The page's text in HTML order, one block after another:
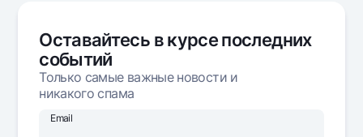
Согласие на обработку персональных данных
Следите за нами в соцсетях
Контакт-центр
Оставайтесь в курсе последних
событий
Только самые важные новости и
никакого спама
Email